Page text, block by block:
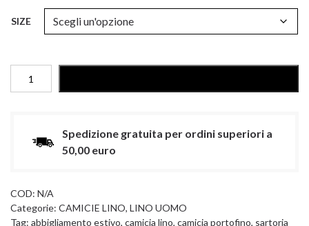
SIZE
UOMO
Spedizione gratuita per ordini superiori a
50,00 euro
COD: N/A
Categorie: CAMICIE LINO, LINO UOMO
Tag: abbigliamento estivo, camicia lino, camicia portofino, sartoria